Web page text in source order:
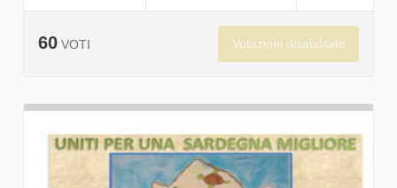
60 VOTI Votazioni disabilitate